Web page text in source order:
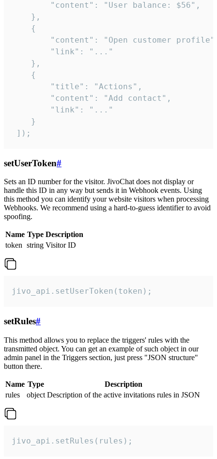
        "content": "User balance: $56",
    },
    {
"content": "Open customer
        "link": "..."
    },
    {
        "title": "Actions",
        "content": "Add contact",
        "link": "..."
    }
]);
setUserToken#
Sets an ID number for the visitor. JivoChat does not display or
handle this ID in any way but sends it in Webhook events. Using
this method you can identify your website visitors when processing
Webhooks. We recommend using a hard-to-guess identifier to avoid
spoofing.
Name Type Description
token string Visitor ID
jivo_api.setUserToken(token);
setRules#
This method allows you to replace the triggers' rules with the
transmitted object. You can get an example of such object in our
admin panel in the Triggers section, just press "JSON structure"
button there.
Name Type
Description
rules
object Description of the active invitations rules in JSON
jivo_api.setRules(rules);